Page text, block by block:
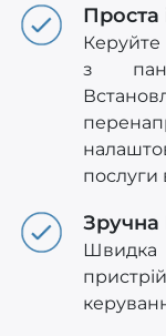
Проста
з
послуги
Зручна
Швидка